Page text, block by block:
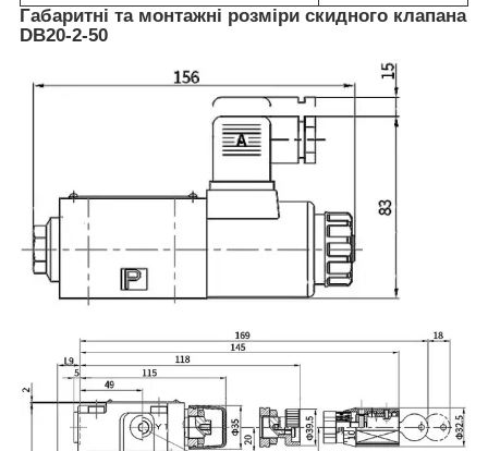
Габаритні та монтажні розміри скидного клапана
DB20-2-50